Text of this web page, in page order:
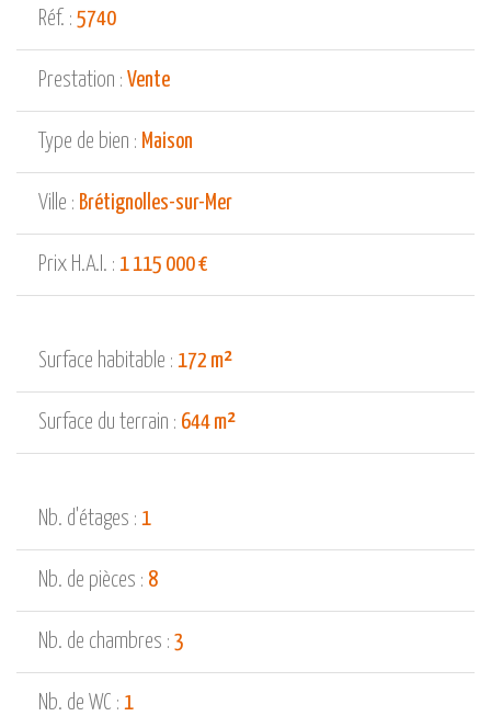
Réf. : 5740
Prestation : Vente
Type de bien : Maison
Ville : Brétignolles-sur-Mer
Prix H.A.I. : 1 115 000 €
Surface habitable : 172 m²
Surface du terrain : 644 m²
Nb. d'étages : 1
Nb. de pièces : 8
Nb. de chambres : 3
Nb. de WC : 1